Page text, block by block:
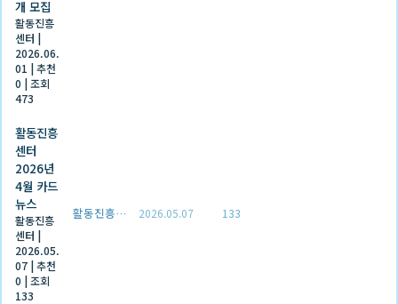
개 모집
활동진흥
센터 |
2026.06.
01 |추천
0 |조회
473
활동진흥
센터
2026년
4월 카드
뉴스
활동진흥
센터 |
2026.05.
07 |추천
0 |조회
133
활동진흥센터 2026.05.07 133